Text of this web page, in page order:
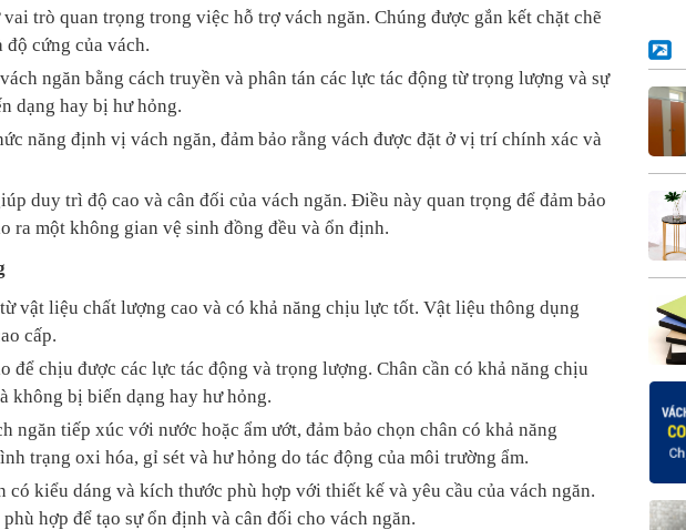
Phụ kiện Hafele
Phụ kiện Maghin
Phụ kiện inox 316
OA
KỸ THUẬT HPL
trò quan trọng trong việc hỗ trợ vách ngăn. Chúng được gắn kết chặt chẽ
độ cứng của vách.
ngăn bằng cách truyền và phân tán các lực tác động từ trọng lượng và sự
dạng hay bị hư hỏng.
năng định vị vách ngăn, đảm bảo rằng vách được đặt ở vị trí chính xác và
duy trì độ cao và cân đối của vách ngăn. Điều này quan trọng để đảm bảo
ra một không gian vệ sinh đồng đều và ổn định.
vật liệu chất lượng cao và có khả năng chịu lực tốt. Vật liệu thông dụng
cấp.
để chịu được các lực tác động và trọng lượng. Chân cần có khả năng chịu
không bị biến dạng hay hư hỏng.
ngăn tiếp xúc với nước hoặc ẩm ướt, đảm bảo chọn chân có khả năng
trạng oxi hóa, gỉ sét và hư hỏng do tác động của môi trường ẩm.
có kiểu dáng và kích thước phù hợp với thiết kế và yêu cầu của vách ngăn.
hợp để tạo sự ổn định và cân đối cho vách ngăn.